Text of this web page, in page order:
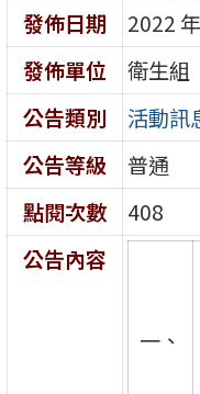
發佈日期
2022
發佈單位
衛生組
公告類別
活動訊
公告等級
普通
點閱次數
408
公告內容
一、